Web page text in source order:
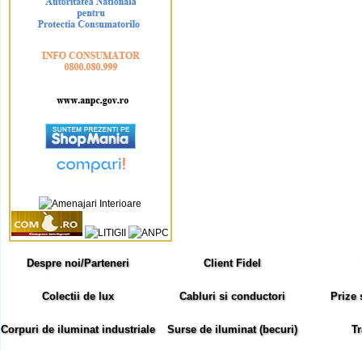
Despre noi/Parteneri Client Fidel
Colectii de lux Cabluri si conductori Prize
Corpuri de iluminat industriale Surse de iluminat (becuri)